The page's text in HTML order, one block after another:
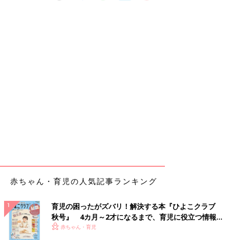
赤ちゃん・育児の人気記事ランキング
育児の困ったがズバリ！解決する本『ひよこクラブ
秋号』 4カ月～2才になるまで、育児に役立つ情報が
いっぱい！
赤ちゃん・育児